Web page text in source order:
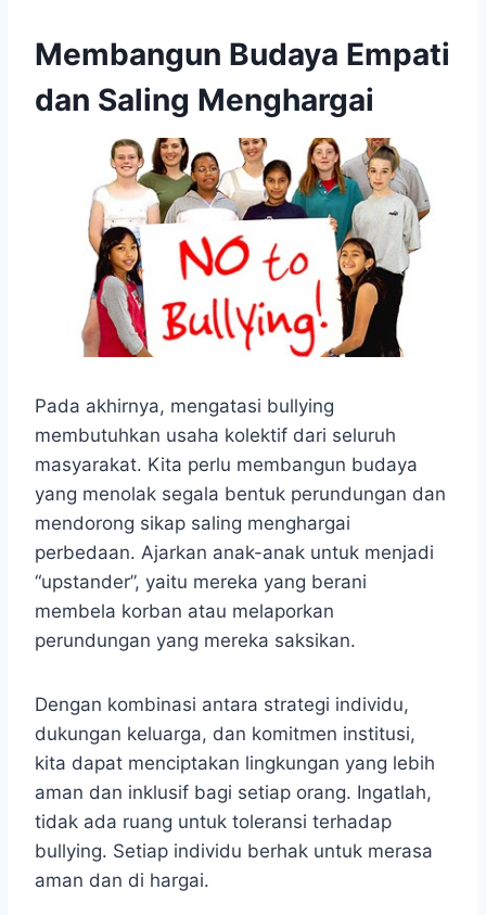
Membangun Budaya Empati
dan Saling Menghargai
Pada akhirnya, mengatasi bullying
membutuhkan usaha kolektif dari seluruh
masyarakat. Kita perlu membangun budaya
yang menolak segala bentuk perundungan dan
mendorong sikap saling menghargai
perbedaan. Ajarkan anak-anak untuk menjadi
“upstander”, yaitu mereka yang berani
membela korban atau melaporkan
perundungan yang mereka saksikan.
Dengan kombinasi antara strategi individu,
dukungan keluarga, dan komitmen institusi,
kita dapat menciptakan lingkungan yang lebih
aman dan inklusif bagi setiap orang. Ingatlah,
tidak ada ruang untuk toleransi terhadap
bullying. Setiap individu berhak untuk merasa
aman dan di hargai.